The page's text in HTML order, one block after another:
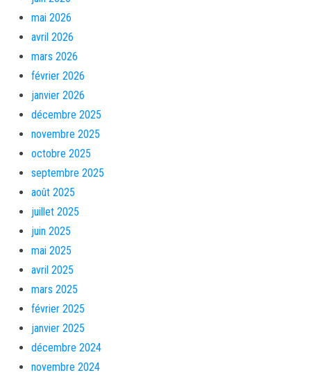
mai 2026
avril 2026
mars 2026
février 2026
janvier 2026
décembre 2025
novembre 2025
octobre 2025
septembre 2025
août 2025
juillet 2025
juin 2025
mai 2025
avril 2025
mars 2025
février 2025
janvier 2025
décembre 2024
novembre 2024